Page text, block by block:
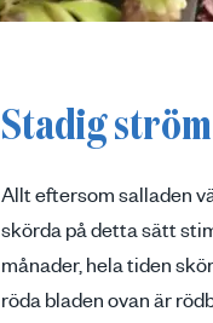
Stadig
Allt eftersom salladen
skörda på detta sätt
månader, hela tiden
röda bladen ovan är